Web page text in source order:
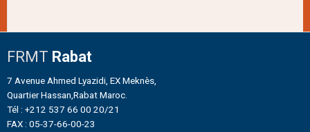
FRMT Rabat
7 Avenue Ahmed Lyazidi, EX Meknès,
Quartier Hassan,Rabat Maroc.
Tél : +212 537 66 00 20/21
FAX : 05-37-66-00-23